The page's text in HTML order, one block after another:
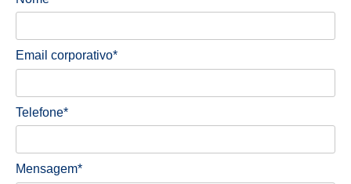
Email corporativo*
Telefone*
Mensagem*